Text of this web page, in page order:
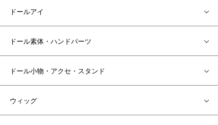
ドールアイ
ドール素体・ハンドパーツ
ドール小物・アクセ・スタンド
ウィッグ